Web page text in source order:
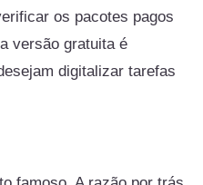
os pacotes pagos
versão gratuita é
digitalizar tarefas